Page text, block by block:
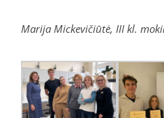
Marija Mickevičiūtė, III kl.